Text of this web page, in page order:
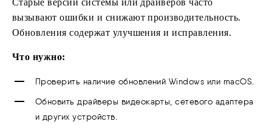
Старые версии системы или драйверов часто
вызывают ошибки и снижают производительность.
Обновления содержат улучшения и исправления.
Что нужно:
Проверить наличие обновлений Windows или macOS.
Обновить драйверы видеокарты, сетевого адаптера
и других устройств.